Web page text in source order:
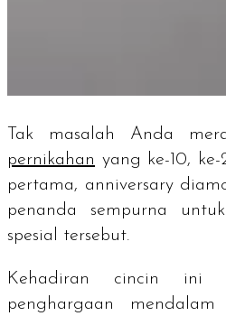
Tak masalah Anda
pernikahan yang ke-10,
pertama, a nniversary
penanda sempurna
spesial tersebut.
Kehadiran cincin ini
penghargaan